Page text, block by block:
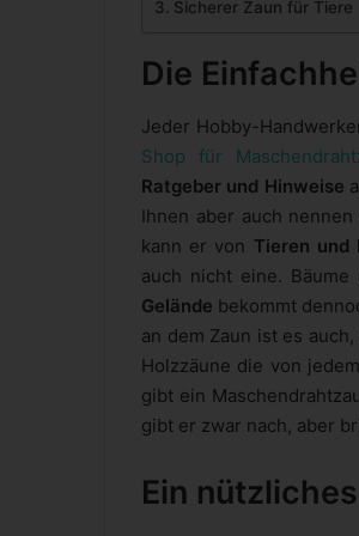
Sicherer Zaun für Tiere
Die
Jeder Hobby-
Shop für
Ratgeber und Hinweise
Ihnen aber auch
kann er von Tieren und
auch nicht eine.
Gelände bekommt
an dem Zaun ist es
Holzzäune die von
gibt ein
gibt er zwar nach, aber
Ein